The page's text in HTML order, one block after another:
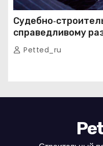
справедливому
строительных
Petted_ru